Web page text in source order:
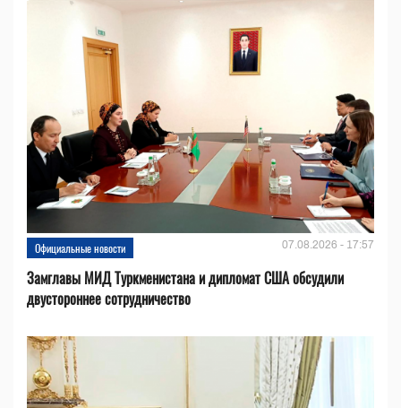
Официальные новости 07.08.2026 - 17:57
Замглавы МИД Туркменистана и дипломат США обсудили
двустороннее сотрудничество